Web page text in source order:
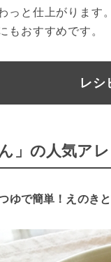
っと仕上がります
もおすすめです。
レシ
」の人気ア
ゆで簡単！えのき